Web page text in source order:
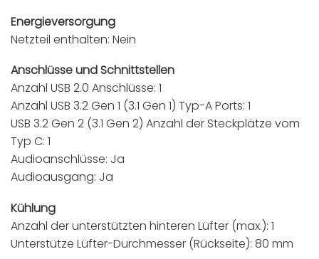
Energieversorgung
Netzteil enthalten: Nein
Anschlüsse und Schnittstellen
Anzahl USB 2.0 Anschlüsse: 1
Anzahl USB 3.2 Gen 1 (3.1 Gen 1) Typ-A Ports: 1
USB 3.2 Gen 2 (3.1 Gen 2) Anzahl der Steckplätze vom
Typ C: 1
Audioanschlüsse: Ja
Audioausgang: Ja
Kühlung
Anzahl der unterstützten hinteren Lüfter (max.): 1
Unterstütze Lüfter-Durchmesser (Rückseite): 80 mm